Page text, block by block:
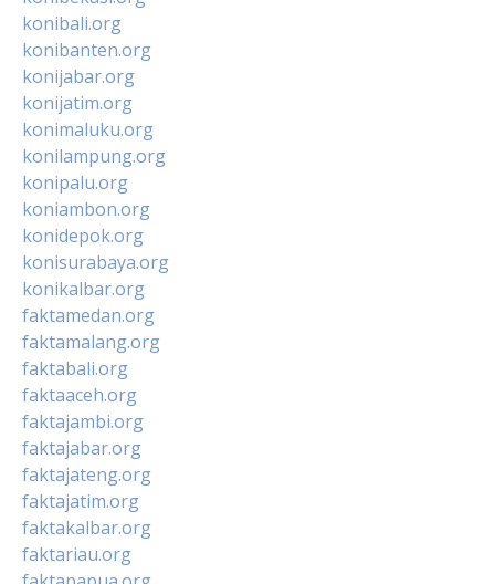
konibali.org
konibanten.org
konijabar.org
konijatim.org
konimaluku.org
konilampung.org
konipalu.org
koniambon.org
konidepok.org
konisurabaya.org
konikalbar.org
faktamedan.org
faktamalang.org
faktabali.org
faktaaceh.org
faktajambi.org
faktajabar.org
faktajateng.org
faktajatim.org
faktakalbar.org
faktariau.org